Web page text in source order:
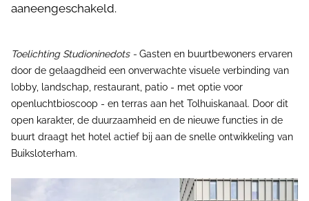
aaneengeschakeld.
Toelichting Studioninedots - Gasten en buurtbewoners ervaren
door de gelaagdheid een onverwachte visuele verbinding van
lobby, landschap, restaurant, patio - met optie voor
openluchtbioscoop - en terras aan het Tolhuiskanaal. Door dit
open karakter, de duurzaamheid en de nieuwe functies in de
buurt draagt het hotel actief bij aan de snelle ontwikkeling van
Buiksloterham.